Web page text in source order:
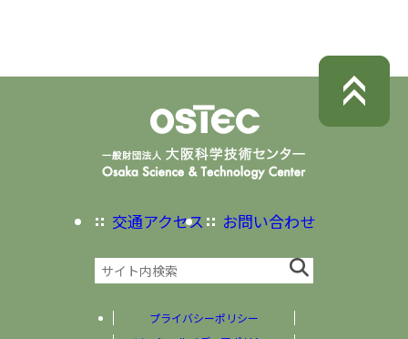
交通アクセス お問い合わせ
プライバシーポリシー